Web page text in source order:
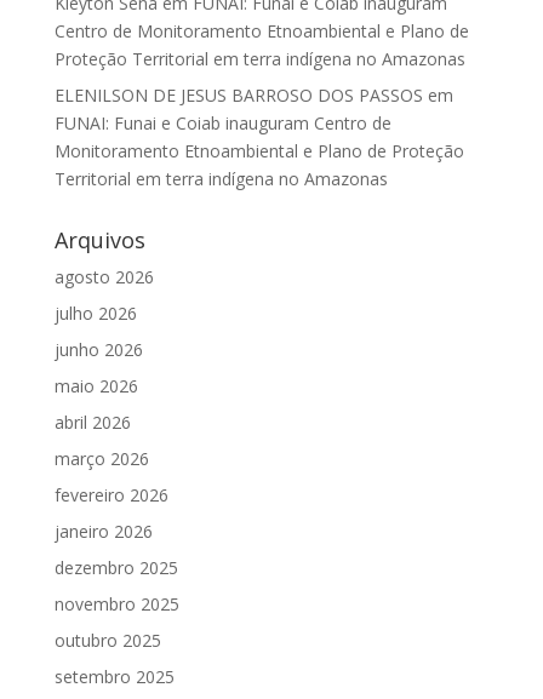
Centro de Monitoramento Etnoambiental e Plano de
Proteção Territorial em terra indígena no Amazonas
ELENILSON DE JESUS BARROSO DOS PASSOS em
FUNAI: Funai e Coiab inauguram Centro de
Monitoramento Etnoambiental e Plano de Proteção
Territorial em terra indígena no Amazonas
Arquivos
agosto 2026
julho 2026
junho 2026
maio 2026
abril 2026
março 2026
fevereiro 2026
janeiro 2026
dezembro 2025
novembro 2025
outubro 2025
setembro 2025